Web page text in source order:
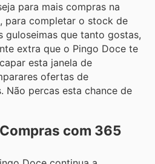
para mais compras na
para completar o stock de
guloseimas que tanto gostas,
extra que o Pingo Doce te
esta janela de
ofertas de
Não percas esta chance de
com 365